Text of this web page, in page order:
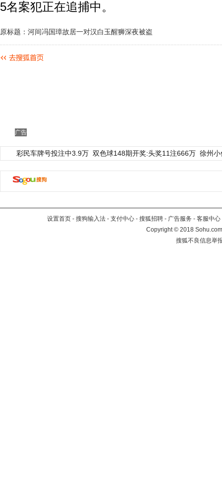
5名案犯正在追捕中。
原标题：河间冯国璋故居一对汉白玉醒狮深夜被盗
广告
彩民车牌号投注中3.9万 双色球148期开奖:头奖11注666万 徐州
设置首页 - 搜狗输入法 - 支付中心 - 搜狐招聘 - 广告服务 - 客服中心
Copyright©2018
搜狐不良信息举